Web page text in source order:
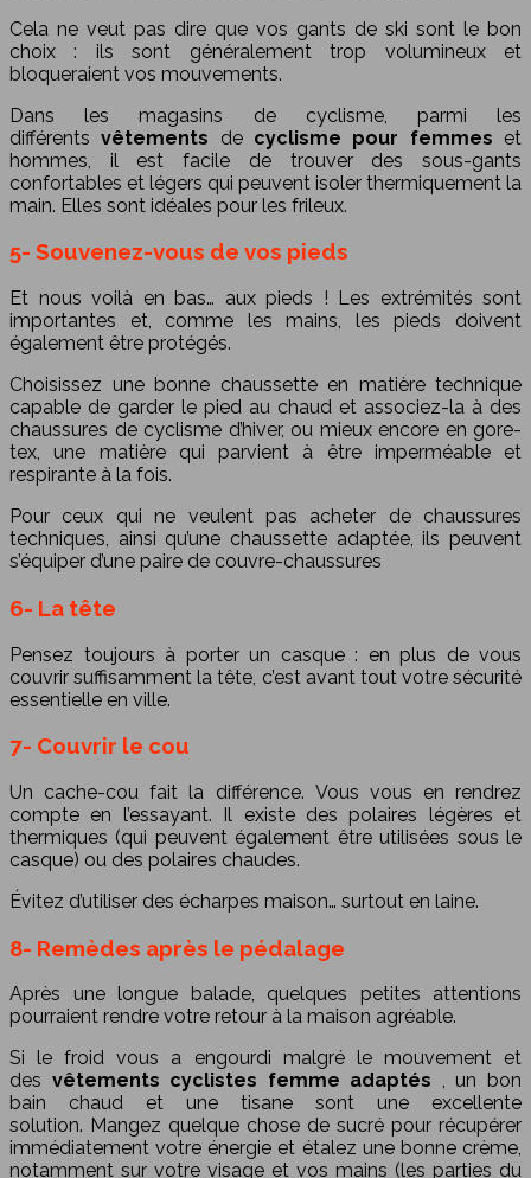
Cela ne veut pas dire que vos gants de ski sont le bon
choix : ils sont généralement trop volumineux et
bloqueraient vos mouvements.
Dans les magasins de cyclisme, parmi les
différentsvêtements de cyclisme pour femmes et
hommes, il est facile de trouver des sous-gants
confortables et légers qui peuvent isoler thermiquement la
main. Elles sont idéales pour les frileux.
5- Souvenez-vous de vos pieds
Et nous voilà en bas… aux pieds ! Les extrémités sont
importantes et, comme les mains, les pieds doivent
également être protégés.
Choisissez une bonne chaussette en matière technique
capable de garder le pied au chaud et associez-la à des
chaussures de cyclisme d’hiver, ou mieux encore en gore-
tex, une matière qui parvient à être imperméable et
respirante à la fois.
Pour ceux qui ne veulent pas acheter de chaussures
techniques, ainsi qu’une chaussette adaptée, ils peuvent
s’équiper d’une paire de couvre-chaussures
6- La tête
Pensez toujours à porter un casque : en plus de vous
couvrir suffisamment la tête, c’est avant tout votre sécurité
essentielle en ville.
7- Couvrir le cou
Un cache-cou fait la différence. Vous vous en rendrez
compte en l’essayant. Il existe des polaires légères et
thermiques (qui peuvent également être utilisées sous le
casque) ou des polaires chaudes.
Évitez d’utiliser des écharpes maison… surtout en laine.
8- Remèdes après le pédalage
Après une longue balade, quelques petites attentions
pourraient rendre votre retour à la maison agréable.
Si le froid vous a engourdi malgré le mouvement et
des vêtements cyclistes femme adaptés , un bon
bain chaud et une tisane sont une excellente
solution. Mangez quelque chose de sucré pour récupérer
immédiatement votre énergie et étalez une bonne crème,
notamment sur votre visage et vos mains (les parties du